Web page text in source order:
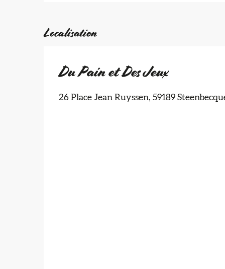
Localisation
Du Pain et Des Jeux
26 Place Jean Ruyssen, 59189